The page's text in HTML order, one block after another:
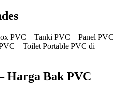
PVC – Tanki PVC – Panel PVC
– Toilet Portable PVC di
Harga Bak PVC